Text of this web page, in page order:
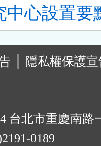
中心設置要
隱私權保護
台北市重慶南路
0189